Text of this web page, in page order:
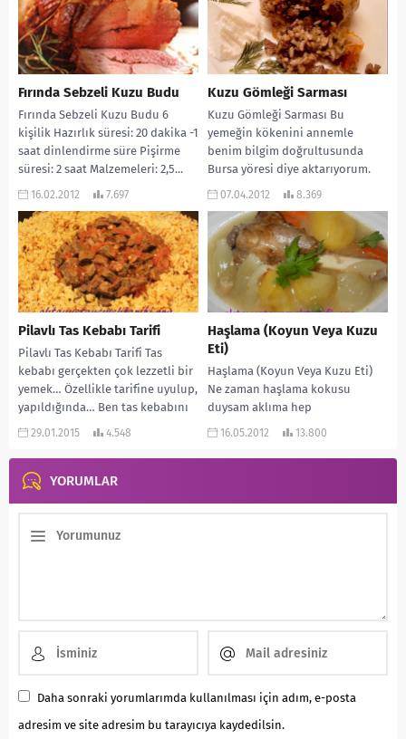
Fırında Sebzeli Kuzu Budu
Fırında Sebzeli Kuzu Budu 6
kişilik Hazırlık süresi: 20 dakika -1
saat dinlendirme süre Pişirme
süresi: 2 saat Malzemeleri: 2,5...
16.02.2012 7.697
Kuzu Gömleği Sarması
Kuzu Gömleği Sarması Bu
yemeğin kökenini annemle
benim bilgim doğrultusunda
Bursa yöresi diye aktarıyorum.
Ama onun bilgisi dışında bir şey...
07.04.2012 8.369
Pilavlı Tas Kebabı Tarifi
Pilavlı Tas Kebabı Tarifi Tas
kebabı gerçekten çok lezzetli bir
yemek… Özellikle tarifine uyulup,
yapıldığında… Ben tas kebabını
sadece kuşbaşı...
29.01.2015 4.548
Haşlama (Koyun Veya Kuzu
Eti)
Haşlama (Koyun Veya Kuzu Eti)
Ne zaman haşlama kokusu
duysam aklıma hep
küçüklüğümün kurban
kalkılır, büyük...
16.05.2012 13.800
YORUMLAR
Daha sonraki yorumlarımda kullanılması için adım, e-posta
adresim ve site adresim bu tarayıcıya kaydedilsin.